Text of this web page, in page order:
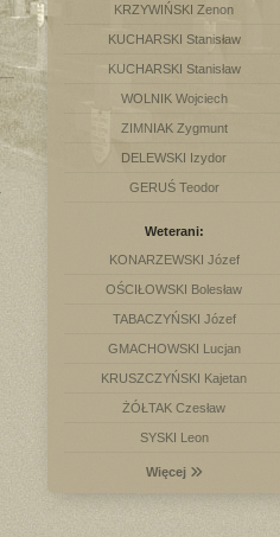
KRZYWIŃSKI Zenon
KUCHARSKI Stanisław
KUCHARSKI Stanisław
WOLNIK Wojciech
ZIMNIAK Zygmunt
DELEWSKI Izydor
GERUŚ Teodor
Weterani:
KONARZEWSKI Józef
OŚCIŁOWSKI Bolesław
TABACZYŃSKI Józef
GMACHOWSKI Lucjan
KRUSZCZYŃSKI Kajetan
ŻÓŁTAK Czesław
SYSKI Leon
Więcej